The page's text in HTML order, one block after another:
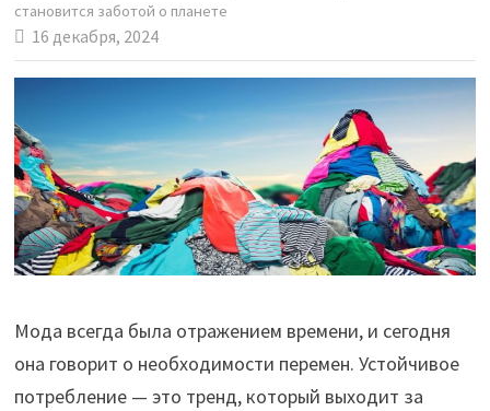
становится заботой о планете
16 декабря, 2024
Мода всегда была отражением времени, и сегодня
она говорит о необходимости перемен. Устойчивое
потребление — это тренд, который выходит за